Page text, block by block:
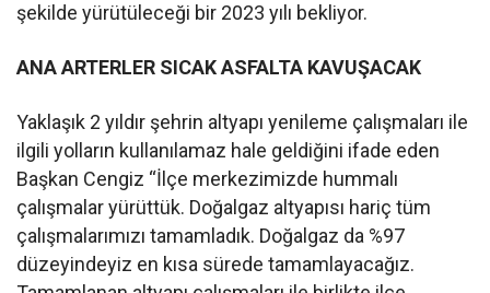
şekilde yürütüleceği bir 2023 yılı bekliyor.
ANA ARTERLER SICAK ASFALTA KAVUŞACAK
Yaklaşık 2 yıldır şehrin altyapı yenileme çalışmaları ile
ilgili yolların kullanılamaz hale geldiğini ifade eden
Başkan Cengiz “İlçe merkezimizde hummalı
çalışmalar yürüttük. Doğalgaz altyapısı hariç tüm
çalışmalarımızı tamamladık. Doğalgaz da %97
düzeyindeyiz en kısa sürede tamamlayacağız.